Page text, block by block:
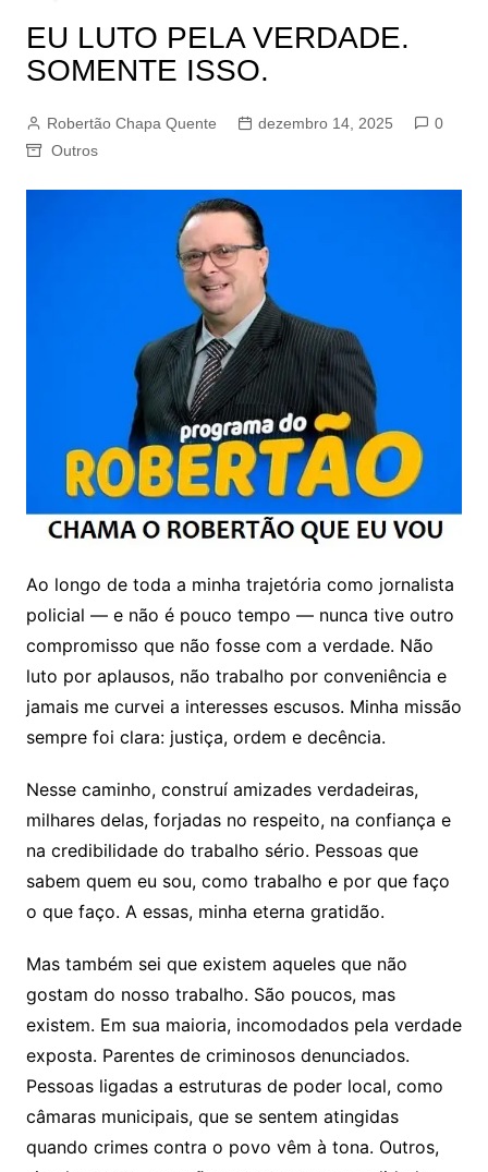
EU LUTO PELA VERDADE.
SOMENTE ISSO.
Robertão Chapa Quente dezembro 14, 2025
0
Outros
Ao longo de toda a minha trajetória como jornalista
policial — e não é pouco tempo — nunca tive outro
compromisso que não fosse com a verdade. Não
luto por aplausos, não trabalho por conveniência e
jamais me curvei a interesses escusos. Minha missão
sempre foi clara: justiça, ordem e decência.
Nesse caminho, construí amizades verdadeiras,
milhares delas, forjadas no respeito, na confiança e
na credibilidade do trabalho sério. Pessoas que
sabem quem eu sou, como trabalho e por que faço
o que faço. A essas, minha eterna gratidão.
Mas também sei que existem aqueles que não
gostam do nosso trabalho. São poucos, mas
existem. Em sua maioria, incomodados pela verdade
exposta. Parentes de criminosos denunciados.
Pessoas ligadas a estruturas de poder local, como
câmaras municipais, que se sentem atingidas
quando crimes contra o povo vêm à tona. Outros,